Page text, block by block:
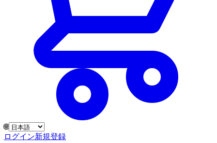
🌐
ログイン新規登録